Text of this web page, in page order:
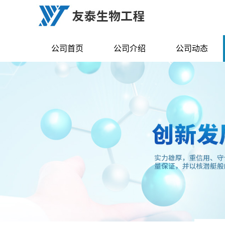
公司首页 公司介绍 公司动态